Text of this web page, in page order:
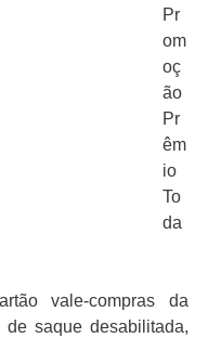
Pr
om
oç
ão
Pr
êm
io
To
da
vale-compras da
saque desabilitada,